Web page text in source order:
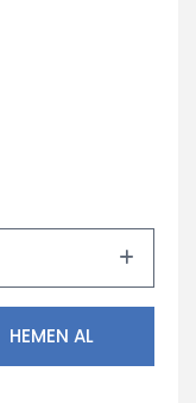
HEMEN AL